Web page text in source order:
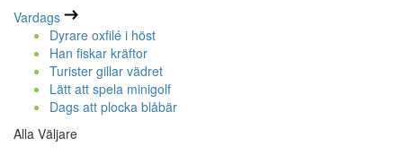
Vardags
Dyrare oxfilé i höst
Han fiskar kräftor
Turister gillar vädret
Lätt att spela minigolf
Dags att plocka blåbär
Alla Väljare